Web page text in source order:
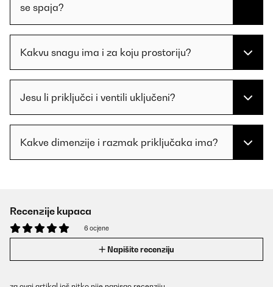
se spaja?
Kakvu snagu ima i za koju prostoriju?
Jesu li priključci i ventili uključeni?
Kakve dimenzije i razmak priključaka ima?
Recenzije kupaca
6 ocjene
Napišite recenziju